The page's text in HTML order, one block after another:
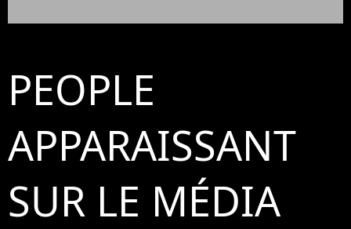
PEOPLE
APPARAISSANT
SUR LE MÉDIA